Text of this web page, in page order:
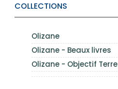
COLLECTIONS
Olizane
Olizane - Beaux livres
Olizane - Objectif Terre